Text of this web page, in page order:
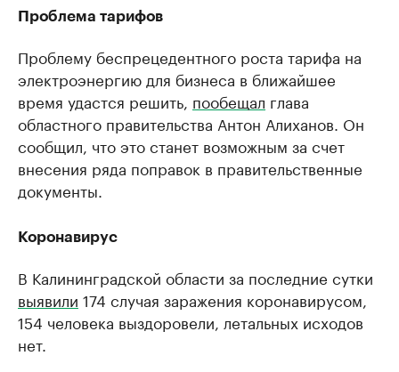
Проблема тарифов
Проблему беспрецедентного роста тарифа на
электроэнергию для бизнеса в ближайшее
время удастся решить, пообещал глава
областного правительства Антон Алиханов. Он
сообщил, что это станет возможным за счет
внесения ряда поправок в правительственные
документы.
Коронавирус
В Калининградской области за последние сутки
выявили 174 случая заражения коронавирусом,
154 человека выздоровели, летальных исходов
нет.